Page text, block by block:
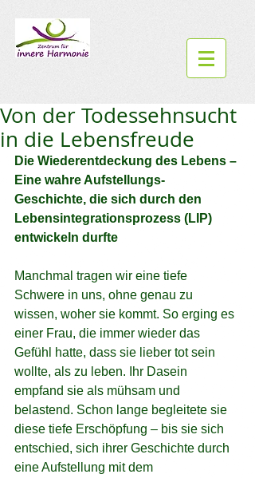
Von der Todessehnsucht
in die Lebensfreude
Die Wiederentdeckung des Lebens –
Eine wahre Aufstellungs-
Geschichte, die sich durch den
Lebensintegrationsprozess (LIP)
entwickeln durfte
Manchmal tragen wir eine tiefe
Schwere in uns, ohne genau zu
wissen, woher sie kommt. So erging es
einer Frau, die immer wieder das
Gefühl hatte, dass sie lieber tot sein
wollte, als zu leben. Ihr Dasein
empfand sie als mühsam und
belastend. Schon lange begleitete sie
diese tiefe Erschöpfung – bis sie sich
entschied, sich ihrer Geschichte durch
eine Aufstellung mit dem